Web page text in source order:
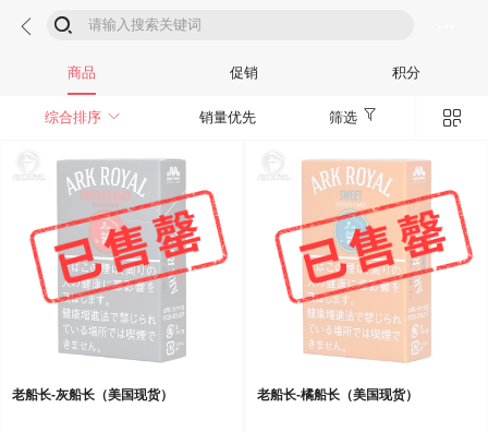
 
商品 促销 积分
综合排序  销量优先 筛选 
老船长-灰船长（美国现货） 老船长-橘船长（美国现货）